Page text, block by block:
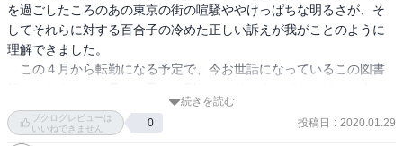
を過ごしたころのあの東京の街の喧騒ややけっぱちな明るさが、そ
してそれらに対する百合子の冷めた正しい訴えが我がことのように
理解できました。
この４月から転勤になる予定で、今お世話になっているこの図書
ような名作に出会いたいものです。続きを読む
ブクログレビューは
いいねできません
0 投稿日 : 2020.01.29